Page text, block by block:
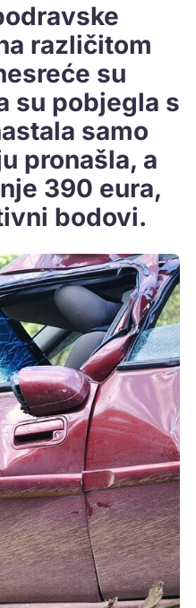
različitom
su
su pobjegla s
samo
pronašla, a
390 eura,
bodovi.